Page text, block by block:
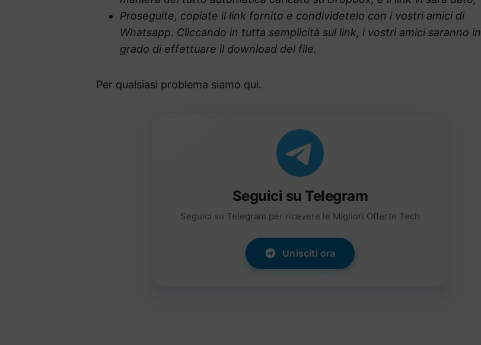
Proseguite, copiate il link fornito e condividetelo con i vostri amici di
Whatsapp. Cliccando in tutta semplicità sul link, i vostri amici saranno in
grado di effettuare il download del file.
Per qualsiasi problema siamo qui.
Seguici su Telegram
Seguici su Telegram per ricevere le Migliori Offerte Tech
Unisciti ora